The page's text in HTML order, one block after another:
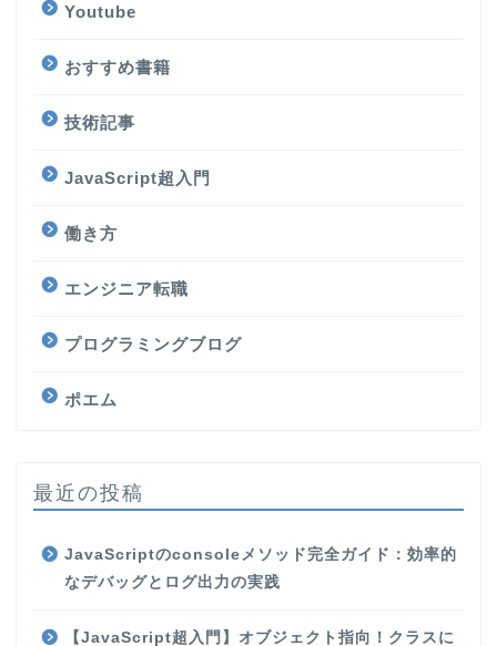
Youtube
おすすめ書籍
技術記事
JavaScript超入門
働き方
エンジニア転職
プログラミングブログ
ポエム
最近の投稿
JavaScriptのconsoleメソッド完全ガイド：効率的
なデバッグとログ出力の実践
【JavaScript超入門】オブジェクト指向！クラスに